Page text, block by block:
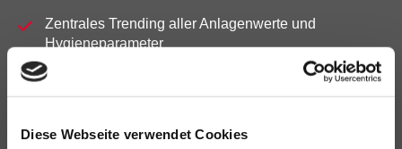
Diese Webseite verwendet Cookies
Zentrales Trending aller Anlagenwerte und
Hygieneparameter
Intuitive und bedienfreundliche Visualisierung der